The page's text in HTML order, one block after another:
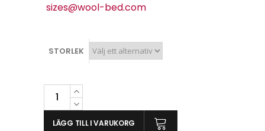
sizes@wool-bed.com
STORLEK
MADRASS
SENSATION
LÄGG TILL I VARUKORG